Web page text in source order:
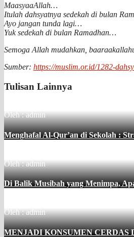
MaasyaaAllah…
Itulah dahsyatnya sedekah di bulan
Ayo jangan tunda lagi…
Yuk sedekah di bulan Ramadhan…
Semoga Allah mudahkan,
Sumber: https://muslim.or.id/1282-
Tulisan Lainnya
Oleh : admin
Menghafal Al-Qur’an di Sekolah :
Oleh : admin
Di Balik Musibah yang Menimpa,
Oleh : admin
MENJADI KONSUMEN CERDAS